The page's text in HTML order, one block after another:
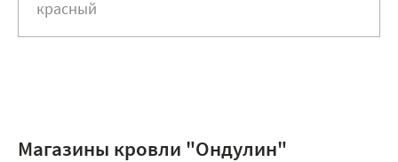
красный
Магазины кровли "Ондулин"